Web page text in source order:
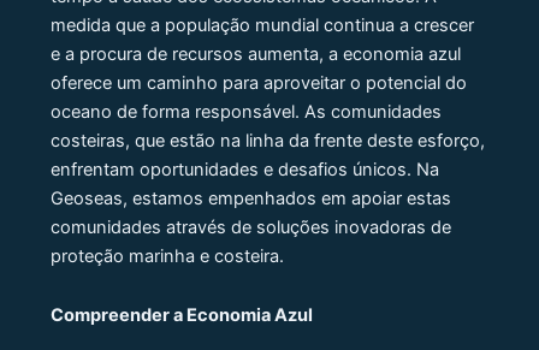
medida que a população mundial continua a crescer
e a procura de recursos aumenta, a economia azul
oferece um caminho para aproveitar o potencial do
oceano de forma responsável. As comunidades
costeiras, que estão na linha da frente deste esforço,
enfrentam oportunidades e desafios únicos. Na
Geoseas, estamos empenhados em apoiar estas
comunidades através de soluções inovadoras de
proteção marinha e costeira.
Compreender a Economia Azul